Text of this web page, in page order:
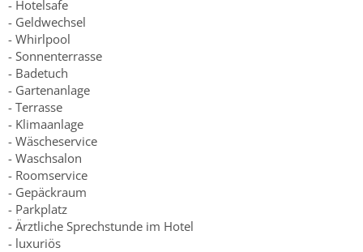
- Hotelsafe
- Geldwechsel
- Whirlpool
- Sonnenterrasse
- Badetuch
- Gartenanlage
- Terrasse
- Klimaanlage
- Wäscheservice
- Waschsalon
- Roomservice
- Gepäckraum
- Parkplatz
- Ärztliche Sprechstunde im Hotel
- luxuriös